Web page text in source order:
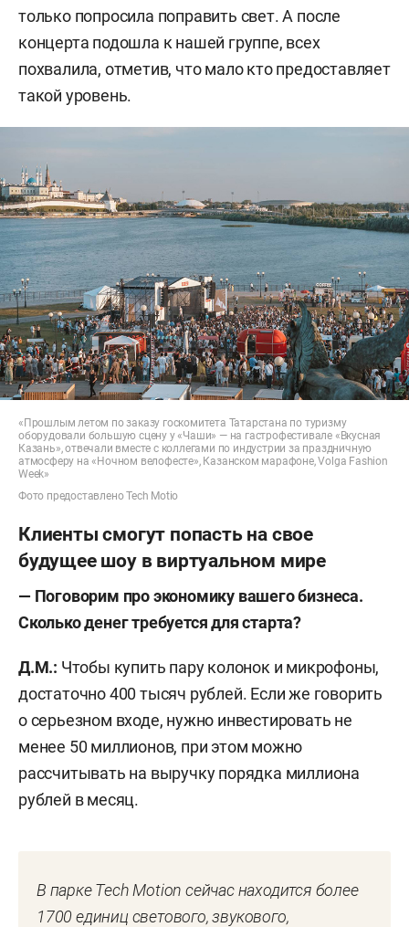
только попросила поправить свет. А после
концерта подошла к нашей группе, всех
похвалила, отметив, что мало кто предоставляет
такой уровень.
«Прошлым летом по заказу госкомитета Татарстана по туризму
оборудовали большую сцену у «Чаши» — на гастрофестивале «Вкусная
Казань», отвечали вместе с коллегами по индустрии за праздничную
атмосферу на «Ночном велофесте», Казанском марафоне, Volga Fashion
Week»
Фото предоставлено Tech Motio
Клиенты смогут попасть на свое
будущее шоу в виртуальном мире
— Поговорим про экономику вашего бизнеса.
Сколько денег требуется для старта?
Д.М.: Чтобы купить пару колонок и микрофоны,
достаточно 400 тысяч рублей. Если же говорить
о серьезном входе, нужно инвестировать не
менее 50 миллионов, при этом можно
рассчитывать на выручку порядка миллиона
рублей в месяц.
В парке Tech Motion сейчас находится более
1700 единиц светового, звукового,